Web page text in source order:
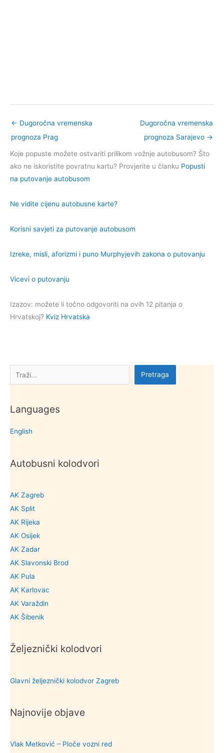
Pretraga Pretraga
Languages
English
Autobusni kolodvori
AK Zagreb
AK Split
AK Rijeka
AK Osijek
AK Zadar
AK Slavonski Brod
AK Pula
AK Karlovac
AK Varaždin
AK Šibenik
Željeznički kolodvori
Glavni željeznički kolodvor Zagreb
Najnovije objave
Vlak Metković – Ploče vozni red
← Dugoročna vremenska
prognoza Prag
Dugoročna vremenska
prognoza Sarajevo →
Koje popuste možete ostvariti prilikom vožnje autobusom? Što
ako ne iskoristite povratnu kartu? Provjerite u članku Popusti
na putovanje autobusom
Ne vidite cijenu autobusne karte?
Korisni savjeti za putovanje autobusom
Izreke, misli, aforizmi i puno Murphyjevih zakona o putovanju
Vicevi o putovanju
Izazov: možete li točno odgovoriti na ovih 12 pitanja o
Hrvatskoj? Kviz Hrvatska